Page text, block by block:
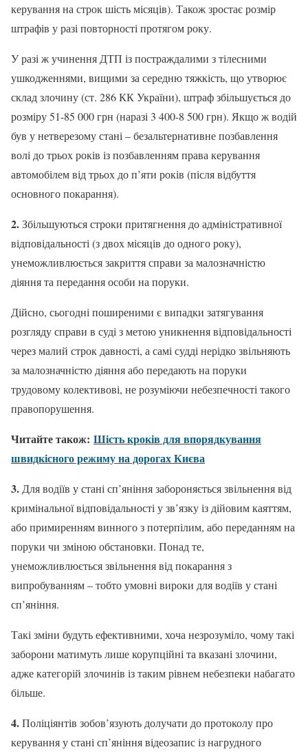
керування на строк шість місяців). Також зростає розмір
штрафів у разі повторності протягом року.
У разі ж учинення ДТП із постраждалими з тілесними
ушкодженнями, вищими за середню тяжкість, що утворює
склад злочину (ст. 286 КК України), штраф збільшується до
розміру 51-85 000 грн (наразі 3 400-8 500 грн). Якщо ж водій
був у нетверезому стані – безальтернативне позбавлення
волі до трьох років із позбавленням права керування
автомобілем від трьох до п’яти років (після відбуття
основного покарання).
2.Збільшуються строки притягнення до адміністративної
відповідальності (з двох місяців до одного року),
унеможливлюється закриття справи за малозначністю
діяння та передання особи на поруки.
Дійсно, сьогодні поширеними є випадки затягування
розгляду справи в суді з метою уникнення відповідальності
через малий строк давності, а самі судді нерідко звільняють
за малозначністю діяння або передають на поруки
трудовому колективові, не розуміючи небезпечності такого
правопорушення.
Читайте також: Шість кроків для впорядкування
швидкісного режиму на дорогах Києва
3. Для водіїв у стані сп’яніння забороняється звільнення від
кримінальної відповідальності у зв’язку із дійовим каяттям,
або примиренням винного з потерпілим, або переданням на
поруки чи зміною обстановки. Понад те,
унеможливлюється звільнення від покарання з
випробуванням – тобто умовні вироки для водіїв у стані
сп’яніння.
Такі зміни будуть ефективними, хоча незрозуміло, чому такі
заборони матимуть лише корупційні та вказані злочини,
адже категорій злочинів із таким рівнем небезпеки набагато
більше.
4.Поліціянтів зобов’язують долучати до протоколу про
керування у стані сп’яніння відеозапис із нагрудного